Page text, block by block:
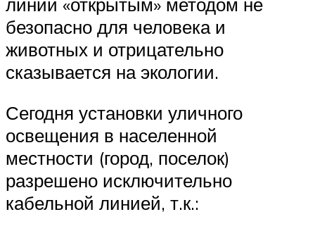
безопасно для человека и
животных и отрицательно
сказывается на экологии.
Сегодня установки уличного
освещения в населенной
местности (город, поселок)
разрешено исключительно
кабельной линией, т.к.: